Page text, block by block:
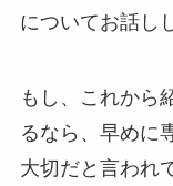
についてお話し
もし、これから
るなら、早めに
大切だと言われ